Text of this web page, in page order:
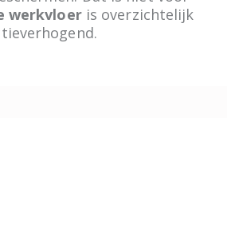
werkvloeris overzichtelijk